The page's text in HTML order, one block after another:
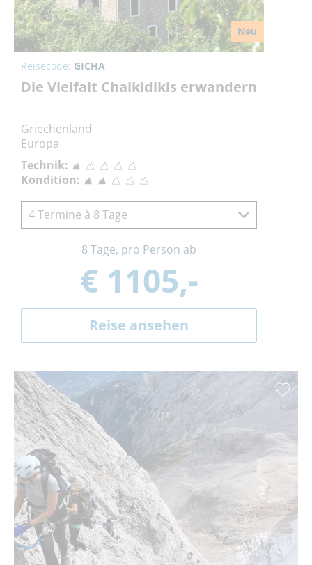
Neu
Reisecode: GICHA
Die Vielfalt Chalkidikis erwandern
Griechenland
Europa
Technik:
Kondition:
4 Termine à 8 Tage
8 Tage, pro Person ab
€ 1105,-
Reise ansehen